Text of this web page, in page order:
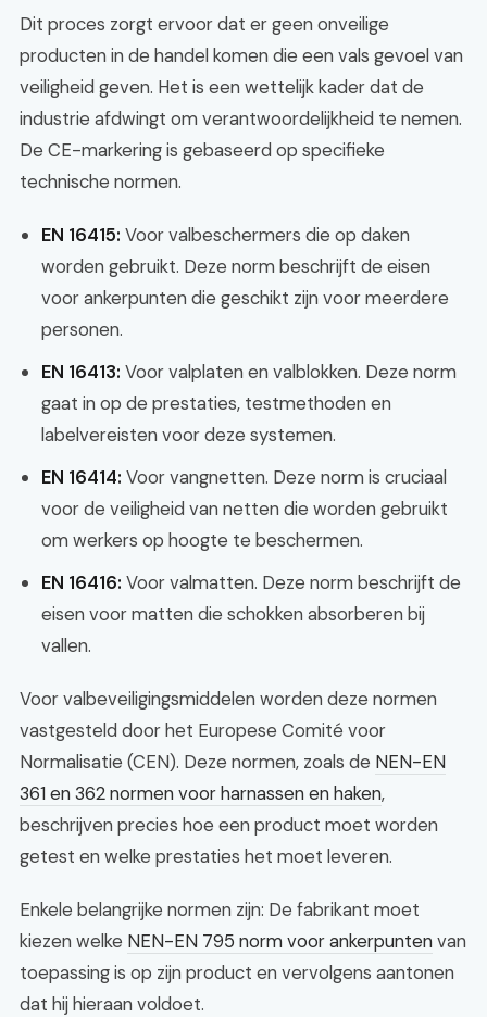
Dit proces zorgt ervoor dat er geen onveilige
producten in de handel komen die een vals gevoel van
veiligheid geven. Het is een wettelijk kader dat de
industrie afdwingt om verantwoordelijkheid te nemen.
De CE-markering is gebaseerd op specifieke
technische normen.
EN 16415: Voor valbeschermers die op daken
worden gebruikt. Deze norm beschrijft de eisen
voor ankerpunten die geschikt zijn voor meerdere
personen.
EN 16413: Voor valplaten en valblokken. Deze norm
gaat in op de prestaties, testmethoden en
labelvereisten voor deze systemen.
EN 16414: Voor vangnetten. Deze norm is cruciaal
voor de veiligheid van netten die worden gebruikt
om werkers op hoogte te beschermen.
EN 16416: Voor valmatten. Deze norm beschrijft de
eisen voor matten die schokken absorberen bij
vallen.
Voor valbeveiligingsmiddelen worden deze normen
vastgesteld door het Europese Comité voor
Normalisatie (CEN). Deze normen, zoals de NEN-EN
361 en 362 normen voor harnassen en haken,
beschrijven precies hoe een product moet worden
getest en welke prestaties het moet leveren.
Enkele belangrijke normen zijn: De fabrikant moet
kiezen welke NEN-EN 795 norm voor ankerpuntenvan
toepassing is op zijn product en vervolgens aantonen
dat hij hieraan voldoet.